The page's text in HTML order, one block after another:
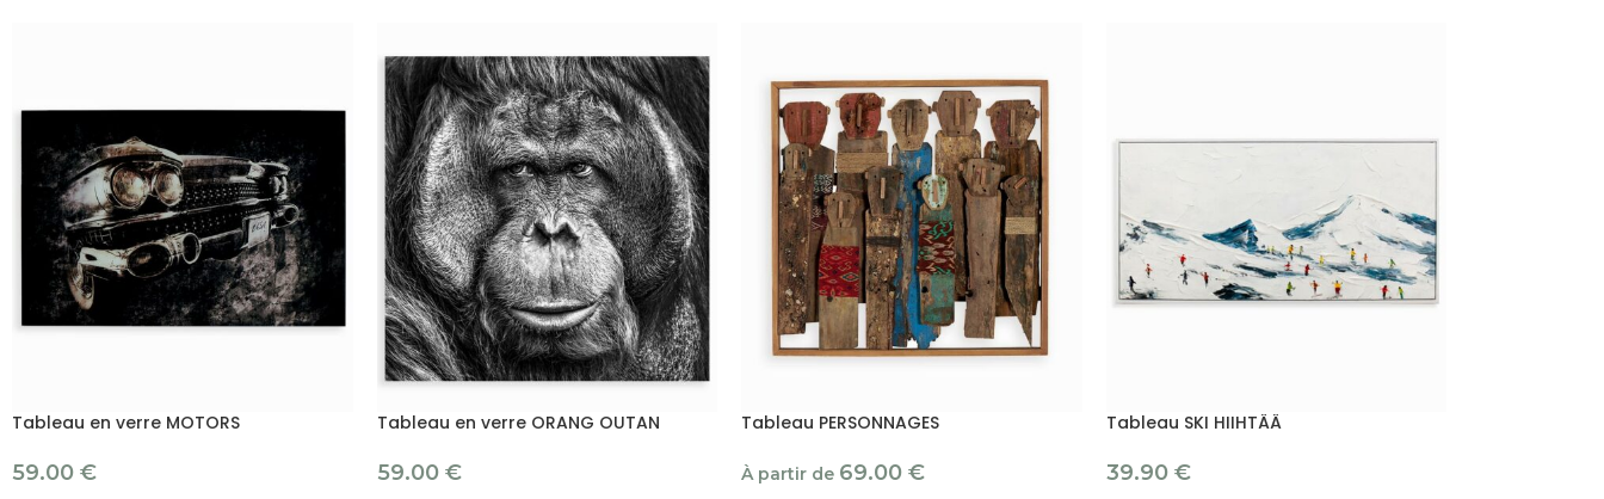
Tableau en verre MOTORS
59.00 €
Tableau en verre ORANG OUTAN
59.00 €
Tableau PERSONNAGES
À partir de 69.00 €
Tableau SKI HIIHTÄÄ
39.90 €